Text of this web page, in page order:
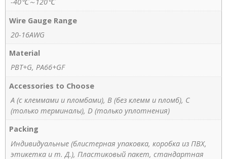
Wire Gauge Range
20-16AWG
Material
PBT+G, PA66+GF
Accessories to Choose
A (с клеммами и пломбами), B (без клемм и пломб), C
(только терминалы), D (только уплотнения)
Packing
Индивидуальные (блистерная упаковка, коробка из ПВХ,
этикетка и т. Д.), Пластиковый пакет, стандартная